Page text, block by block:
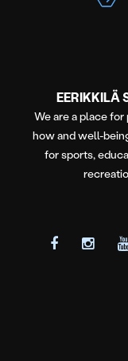
EERIKKILÄ
We are a place
how and well-
for sports,